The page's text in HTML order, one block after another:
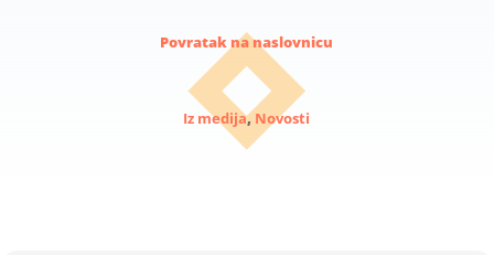
Povratak na naslovnicu
Iz medija, Novosti